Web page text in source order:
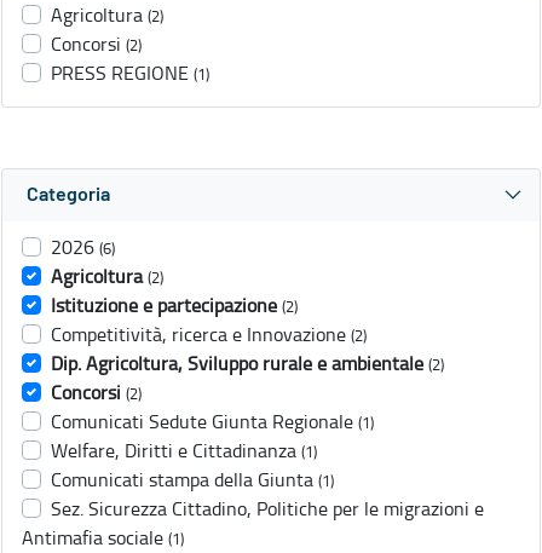
Agricoltura (2)
Concorsi (2)
PRESS REGIONE (1)
Categoria
2026 (6)
Agricoltura (2)
Istituzione e partecipazione (2)
Competitività, ricerca e Innovazione (2)
Dip. Agricoltura, Sviluppo rurale e ambientale (2)
Concorsi (2)
Comunicati Sedute Giunta Regionale (1)
Welfare, Diritti e Cittadinanza (1)
Comunicati stampa della Giunta (1)
Sez. Sicurezza Cittadino, Politiche per le migrazioni e
Antimafia sociale (1)